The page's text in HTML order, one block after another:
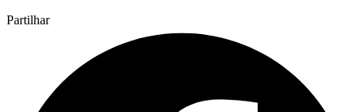
Partilhar